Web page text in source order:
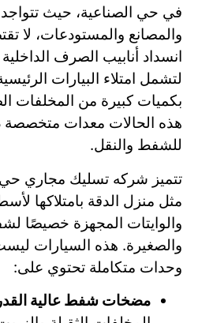
في حي الصناعية، حيث
والمصانع والمستودعات، لا
انسداد أنابيب الصرف
لتشمل امتلاء البيارات
بكميات كبيرة من المخلفات
هذه الحالات معدات متخصصة
للشفط والنقل.
تتميز شركه تسليك مجاري حي
مثل منزل الدقة بامتلاكها
والوايتات المجهزة خصيصًا
والصغيرة. هذه السيارات
وحدات متكاملة تحتوي على:
مضخات شفط عالية